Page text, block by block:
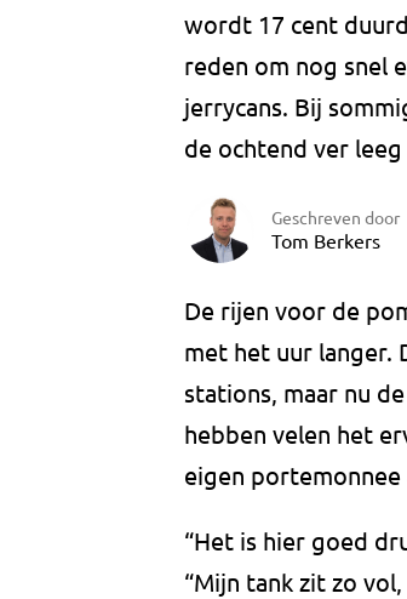
wordt 17 cent
reden om nog snel
jerrycans. Bij
de ochtend ver
Geschreven door
Tom Berkers
De rijen voor de
met het uur langer.
stations, maar nu
hebben velen het
eigen
“Het is hier goed
“Mijn tank zit zo